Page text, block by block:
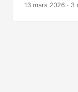
13 mars 2026 · 3